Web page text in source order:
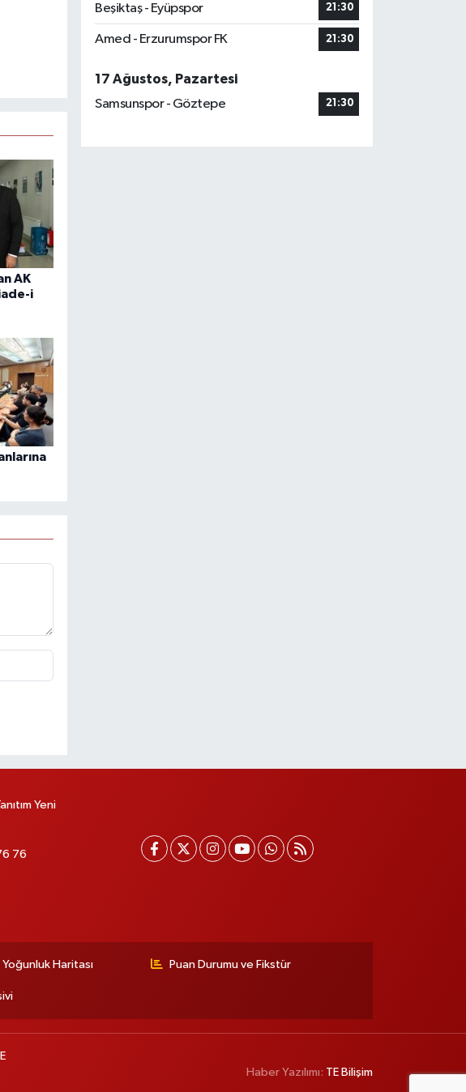
AK
i
Beşiktaş - Eyüpspor 21:30
Amed - Erzurumspor FK 21:30
17 Ağustos, Pazartesi
Samsunspor - Göztepe
21:30
Yeni
76
Haritası Puan Durumu ve Fikstür
Haber Yazılımı: TE Bilişim